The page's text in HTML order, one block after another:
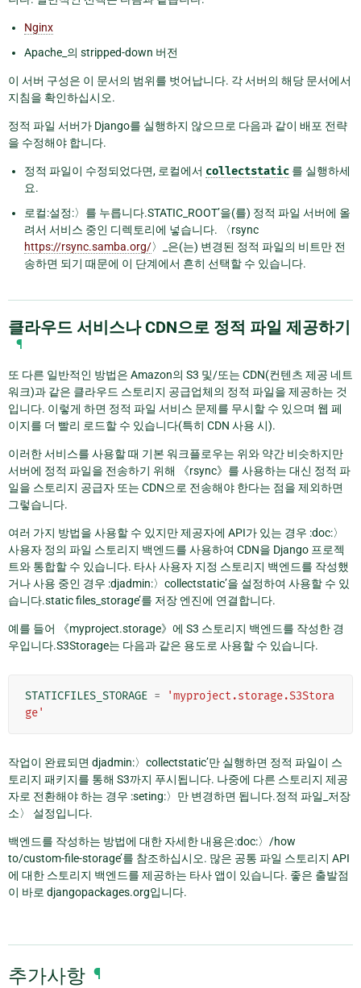
Nginx
Apache_의 stripped-down 버전
이 서버 구성은 이 문서의 범위를 벗어납니다. 각 서버의 해당 문서에서
지침을 확인하십시오.
정적 파일 서버가 Django를 실행하지 않으므로 다음과 같이 배포 전략
을 수정해야 합니다.
정적 파일이 수정되었다면, 로컬에서 collectstatic 를 실행하세
요.
로컬:설정:〉를 누릅니다.STATIC_ROOT’을(를) 정적 파일 서버에 올
려서 서비스 중인 디렉토리에 넣습니다. 〈rsync
https://rsync.samba.org/〉_은(는) 변경된 정적 파일의 비트만 전
송하면 되기 때문에 이 단계에서 흔히 선택할 수 있습니다.
클라우드 서비스나 CDN으로 정적 파일 제공하기
¶
또 다른 일반적인 방법은 Amazon의 S3 및/또는 CDN(컨텐츠 제공 네트
워크)과 같은 클라우드 스토리지 공급업체의 정적 파일을 제공하는 것
입니다. 이렇게 하면 정적 파일 서비스 문제를 무시할 수 있으며 웹 페
이지를 더 빨리 로드할 수 있습니다(특히 CDN 사용 시).
이러한 서비스를 사용할 때 기본 워크플로우는 위와 약간 비슷하지만
서버에 정적 파일을 전송하기 위해 《rsync》를 사용하는 대신 정적 파
일을 스토리지 공급자 또는 CDN으로 전송해야 한다는 점을 제외하면
그렇습니다.
여러 가지 방법을 사용할 수 있지만 제공자에 API가 있는 경우 :doc:〉
사용자 정의 파일 스토리지 백엔드를 사용하여 CDN을 Django 프로젝
트와 통합할 수 있습니다. 타사 사용자 지정 스토리지 백엔드를 작성했
거나 사용 중인 경우 :djadmin:〉collectstatic’을 설정하여 사용할 수 있
습니다.static files_storage’를 저장 엔진에 연결합니다.
예를 들어 《myproject.storage》에 S3 스토리지 백엔드를 작성한 경
우입니다.S3Storage는 다음과 같은 용도로 사용할 수 있습니다.
STATICFILES_STORAGE =
'myproject.storage.S3Stora
ge'
작업이 완료되면 djadmin:〉collectstatic’만 실행하면 정적 파일이 스
토리지 패키지를 통해 S3까지 푸시됩니다. 나중에 다른 스토리지 제공
자로 전환해야 하는 경우 :seting:〉만 변경하면 됩니다.정적 파일_저장
소〉 설정입니다.
백엔드를 작성하는 방법에 대한 자세한 내용은:doc:〉/how
to/custom-file-storage’를 참조하십시오. 많은 공통 파일 스토리지 API
에 대한 스토리지 백엔드를 제공하는 타사 앱이 있습니다. 좋은 출발점
이 바로 djangopackages.org입니다.
추가사항 ¶